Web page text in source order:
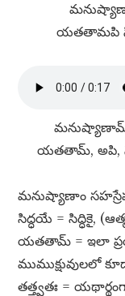
యతతామపి
మనుష్యాణామ్​,
యతతామ్​, అపి,
మనుష్యాణాం
సిద్ధయే = సిద్ధికై,
యతతామ్​ = ఇలా
ముముక్షువులలో
తత్త్వతః =